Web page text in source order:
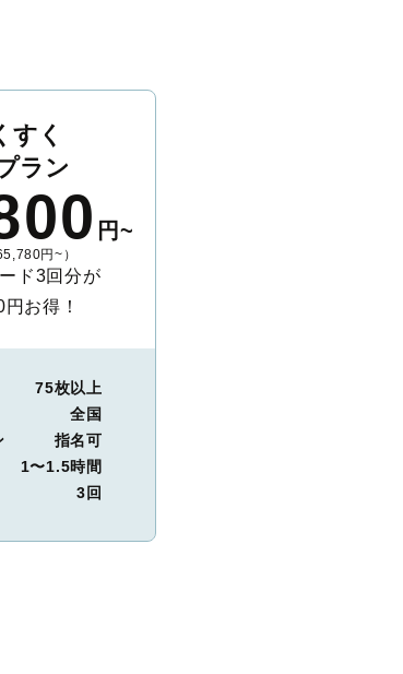
すく
ラン
円~
円~）
ド3回分が
お得！
75枚以上
全国
指名可
1〜1.5時間
3回